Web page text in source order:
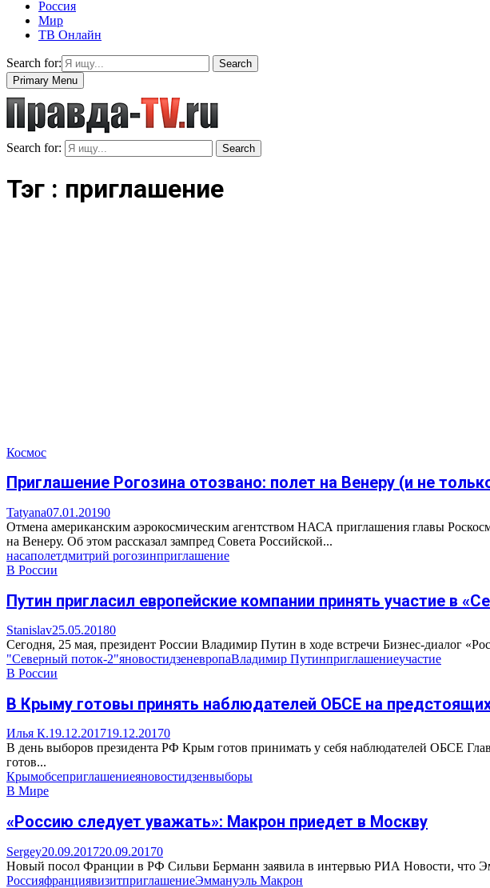
Россия
Мир
ТВ Онлайн
Search for:
Search
Primary Menu
Search for: Search
Тэг : приглашение
Космос
Приглашение Рогозина отозвано: полет на Венеру (и не
Tatyana07.01.20190
Отмена американским аэрокосмическим агентством НАСА приглашения главы
на Венеру. Об этом рассказал зампред Совета Российской...
насаполетдмитрий рогозинприглашение
В России
Путин пригласил европейские компании принять участие в
Stanislav25.05.20180
Сегодня, 25 мая, президент России Владимир Путин в ходе встречи Бизнес-диалог
"Северный поток-2"яновостидзеневропаВладимир Путинприглашениеучастие
В России
В Крыму готовы принять наблюдателей ОБСЕ на
Илья К.19.12.201719.12.20170
В день выборов президента РФ Крым готов принимать у себя наблюдателей ОБСЕ
готов...
Крымобсеприглашениеяновостидзенвыборы
В Мире
«Россию следует уважать»: Макрон приедет в Москву
Sergey20.09.201720.09.20170
Новый посол Франции в РФ Сильви Берманн заявила в интервью РИА Новости, что
РоссияфранциявизитприглашениеЭммануэль Макрон